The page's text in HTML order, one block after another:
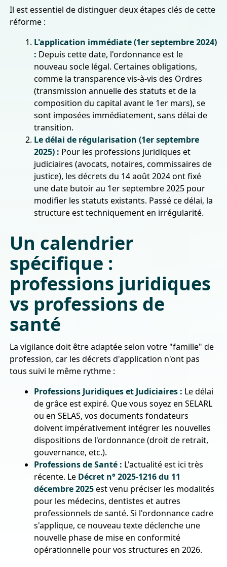
Il est essentiel de distinguer deux étapes clés de cette
réforme :
L'application immédiate (1er septembre 2024)
: Depuis cette date, l'ordonnance est le
nouveau socle légal. Certaines obligations,
comme la transparence vis-à-vis des Ordres
(transmission annuelle des statuts et de la
composition du capital avant le 1er mars), se
sont imposées immédiatement, sans délai de
transition.
Le délai de régularisation (1er septembre
2025) : Pour les professions juridiques et
judiciaires (avocats, notaires, commissaires de
justice), les décrets du 14 août 2024 ont fixé
une date butoir au 1er septembre 2025 pour
modifier les statuts existants. Passé ce délai, la
structure est techniquement en irrégularité.
Un calendrier
spécifique :
professions juridiques
vs professions de
santé
La vigilance doit être adaptée selon votre "famille" de
profession, car les décrets d'application n'ont pas
tous suivi le même rythme :
Professions Juridiques et Judiciaires : Le délai
de grâce est expiré. Que vous soyez en SELARL
ou en SELAS, vos documents fondateurs
doivent impérativement intégrer les nouvelles
dispositions de l'ordonnance (droit de retrait,
gouvernance, etc.).
Professions de Santé : L'actualité est ici très
récente. Le Décret n° 2025-1216 du 11
décembre 2025est venu préciser les modalités
pour les médecins, dentistes et autres
professionnels de santé. Si l'ordonnance cadre
s'applique, ce nouveau texte déclenche une
nouvelle phase de mise en conformité
opérationnelle pour vos structures en 2026.